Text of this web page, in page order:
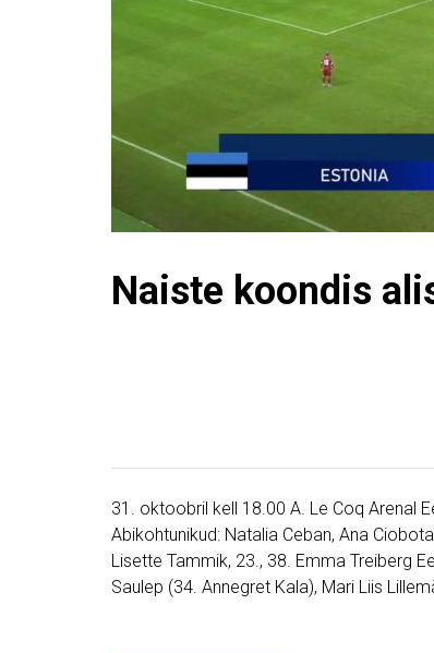
Naiste koondis
31. oktoobril kell 18.00 A. Le Coq Arenal
Abikohtunikud: Natalia Ceban, Ana
Lisette Tammik, 23., 38. Emma Treiberg
Saulep (34. Annegret Kala), Mari Liis